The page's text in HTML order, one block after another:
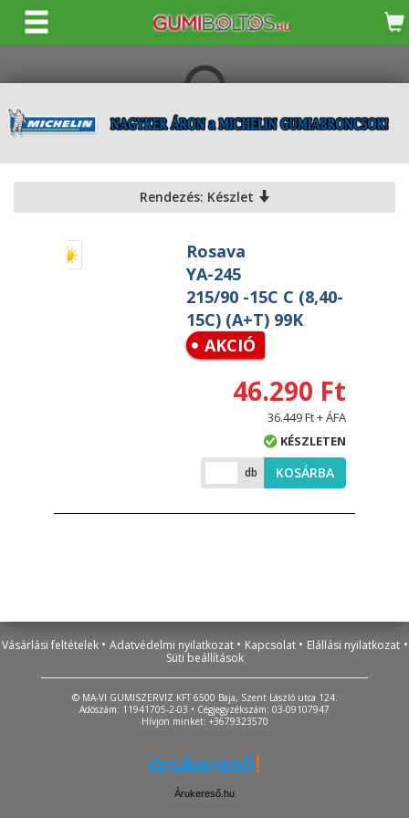
KERESÉS
Rendezés: Készlet
Rosava
YA-245
215/90 -15C C (8,40-
15C) (A+T) 99K
AKCIÓ
46.290 Ft
36.449 Ft + ÁFA
KÉSZLETEN
db KOSÁRBA
Vásárlási feltételek • Adatvédelmi nyilatkozat • Kapcsolat • Elállási nyilatkozat •
Süti beállítások
© MA-VI GUMISZERVIZ KFT 6500 Baja, Szent László utca 124.
Adószám: 11941705-2-03 • Cégjegyzékszám: 03-09107947
Hívjon minket: +3679323570
Árukereső.hu